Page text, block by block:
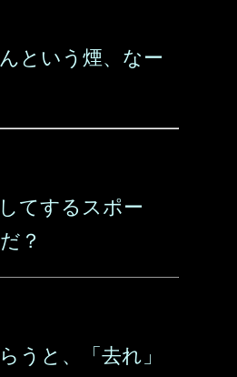
という煙、なー
てするスポー
？
うと、「去れ」